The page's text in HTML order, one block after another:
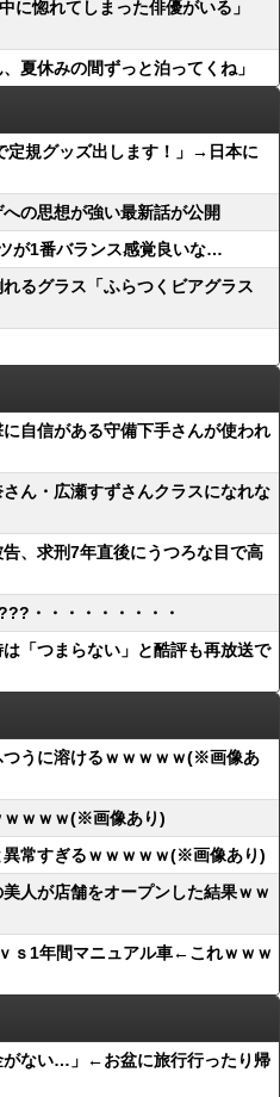
に惚れてしまった俳優がいる」
夏休みの間ずっと泊ってくね」
定規グッズ出します！」→日本に
の思想が強い最新話が公開
が1番バランス感覚良いな…
るグラス「ふらつくビアグラス
自信がある守備下手さんが使われ
ん・広瀬すずさんクラスになれな
、求刑7年直後にうつろな目で高
・・・・・・・・・
「つまらない」と酷評も再放送で
つうに溶けるｗｗｗｗｗ(※画像あ
ｗｗｗｗ(※画像あり)
異常すぎるｗｗｗｗｗ(※画像あり)
人が店舗をオープンした結果ｗｗ
ｓ1年間マニュアル車←これｗｗｗ
がない…」←お盆に旅行行ったり帰